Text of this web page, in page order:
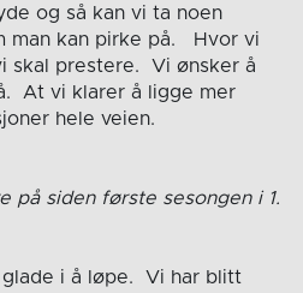
og så kan vi ta noen
man kan pirke på. Hvor vi
skal prestere. Vi ønsker å
At vi klarer å ligge mer
hele veien.
på siden første sesongen i 1.
i å løpe. Vi har blitt